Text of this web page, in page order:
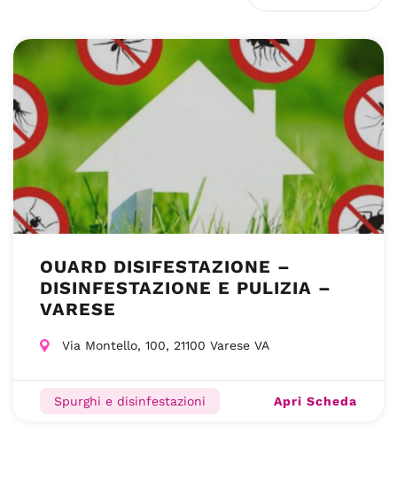
OUARD DISIFESTAZIONE –
DISINFESTAZIONE E PULIZIA –
VARESE
Via Montello, 100, 21100 Varese VA
Spurghi e disinfestazioni Apri Scheda